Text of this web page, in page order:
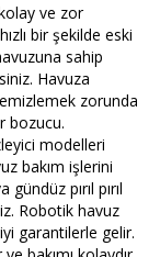
ve zor
bir şekilde eski
sahip
Havuza
zorunda
bozucu.
modelleri
bakım işlerini
pırıl pırıl
Robotik havuz
garantilerle gelir.